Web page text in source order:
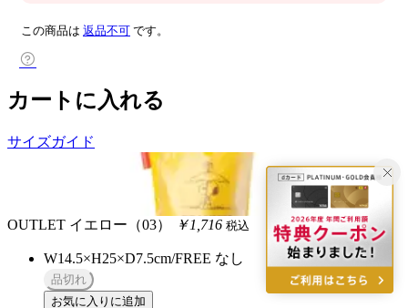
この商品は 返品不可 です。
カートに入れる
サイズガイド
OUTLET イエロー（03） ￥1,716 税込
W14.5×H25×D7.5cm/FREE なし
品切れ
お気に入りに追加